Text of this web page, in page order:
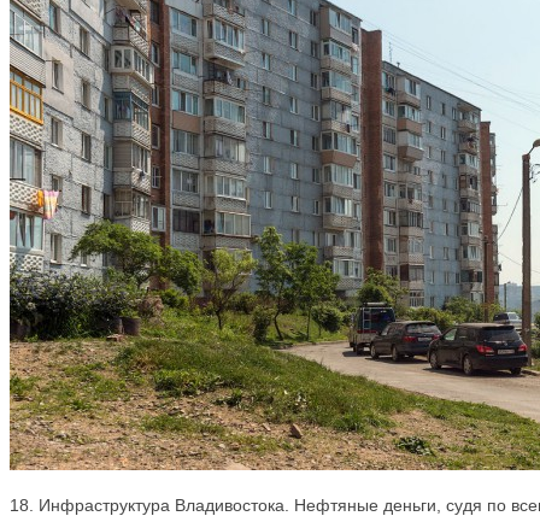
18. Инфраструктура Владивостока. Нефтяные деньги, судя по